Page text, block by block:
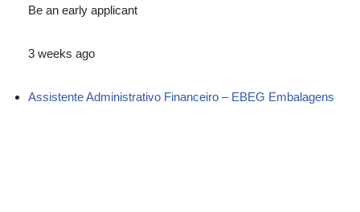
Be an early applicant
3 weeks ago
Assistente Administrativo Financeiro – EBEG Embalagens